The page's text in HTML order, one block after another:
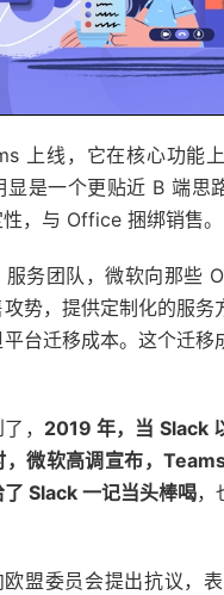
上线，它在核心功能
显是一个更贴近 B 端思
，与 Office 捆绑销售。
服务团队，微软向那些
势，提供定制化的服务
台迁移成本。这个迁移
， 2019 年，当 Slack
，微软高调宣布，
Slack 一记当头棒喝，
盟委员会提出抗议，